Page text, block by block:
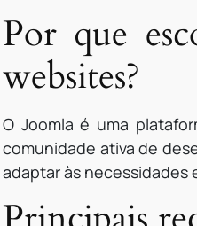
Por que
websites?
O Joomla é uma
comunidade ativa de
adaptar às